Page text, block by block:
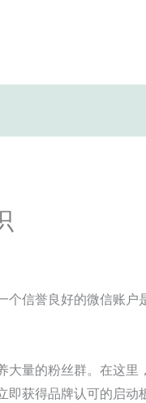
信誉良好的微信账
量的粉丝群。在这
获得品牌认可的启动